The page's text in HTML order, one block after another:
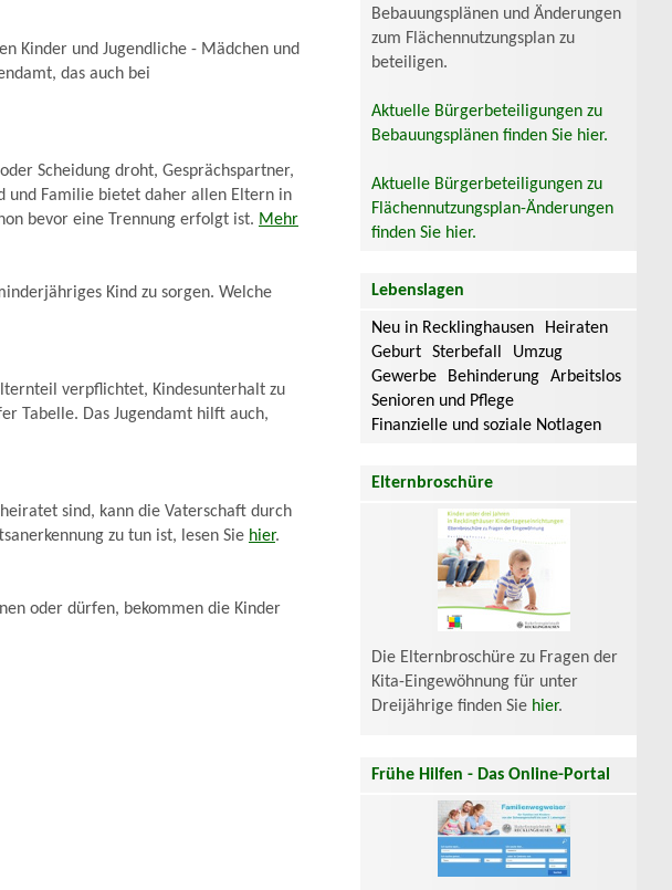
Kinder und Jugendliche - Mädchen und
das auch bei
Scheidung droht, Gesprächspartner,
und Familie bietet daher allen Eltern in
bevor eine Trennung erfolgt ist. Mehr
Kind zu sorgen. Welche
verpflichtet, Kindesunterhalt zu
Tabelle. Das Jugendamt hilft auch,
sind, kann die Vaterschaft durch
zu tun ist, lesen Sie hier.
oder dürfen, bekommen die Kinder
Bebauungsplänen und Änderungen
zum Flächennutzungsplan zu
beteiligen.
Aktuelle Bürgerbeteiligungen zu
Bebauungsplänen finden Sie hier.
Aktuelle Bürgerbeteiligungen zu
Flächennutzungsplan-Änderungen
finden Sie hier.
Lebenslagen
Neu in Recklinghausen
Heiraten
Geburt
Sterbefall
Umzug
Gewerbe
Behinderung
Arbeitslos
Senioren und Pflege
Finanzielle und soziale Notlagen
Elternbroschüre
Die Elternbroschüre zu Fragen der
Kita-Eingewöhnung für unter
Dreijährige finden Sie hier.
Frühe Hilfen - Das Online-Portal